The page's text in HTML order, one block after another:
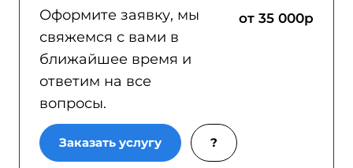
Оформите заявку, мы
свяжемся с вами в
ближайшее время и
ответим на все
вопросы.
от 35 000р
Заказать услугу ?